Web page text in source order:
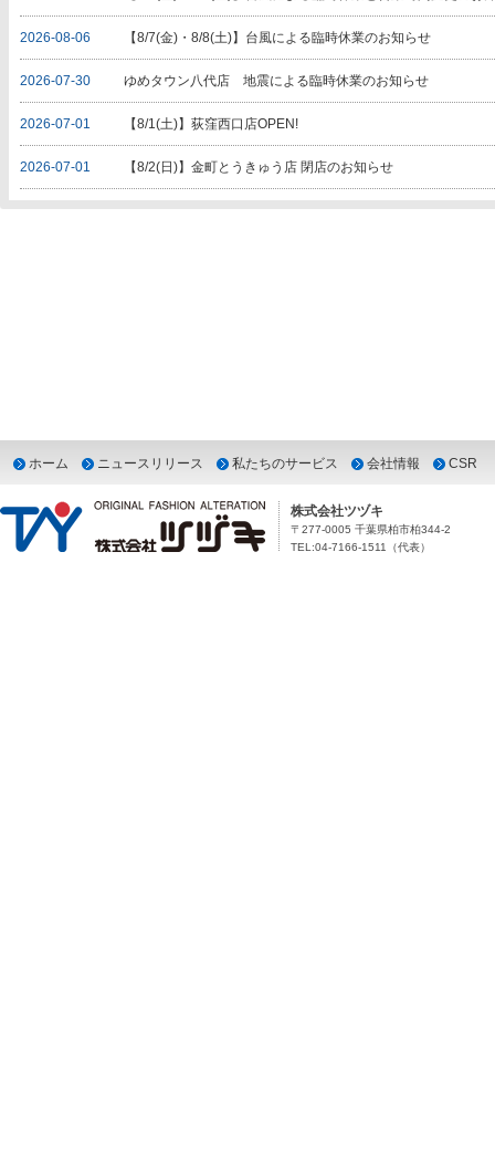
2026-08-06 【8/7(金)・8/8(土)】台風による臨時休業のお知らせ
2026-07-30 ゆめタウン八代店 地震による臨時休業のお知らせ
2026-07-01 【8/1(土)】荻窪西口店OPEN!
2026-07-01 【8/2(日)】金町とうきゅう店 閉店のお知らせ
ホーム ニュースリリース 私たちのサービス 会社情報 CSR
株式会社ツヅキ
〒277-0005 千葉県柏市柏344-2
TEL:04-7166-1511（代表）